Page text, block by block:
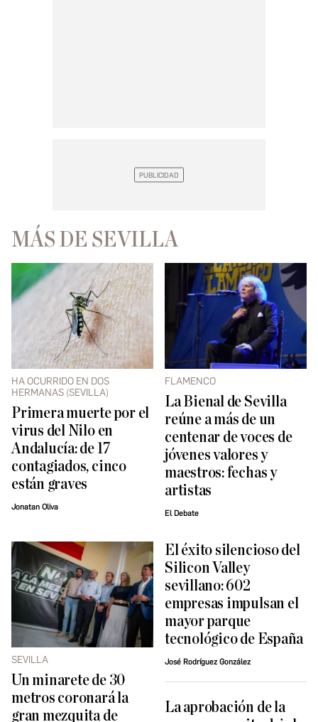
MÁS DE SEVILLA
HA OCURRIDO EN DOS
HERMANAS (SEVILLA)
Primera muerte por el
virus del Nilo en
Andalucía: de 17
contagiados, cinco
están graves
Jonatan Oliva
FLAMENCO
La Bienal de Sevilla
reúne a más de un
centenar de voces de
jóvenes valores y
maestros: fechas y
artistas
El Debate
SEVILLA
Un minarete de 30
metros coronará la
gran mezquita de
El éxito silencioso del
Silicon Valley
sevillano: 602
empresas impulsan el
mayor parque
tecnológico de España
José Rodríguez González
La aprobación de la